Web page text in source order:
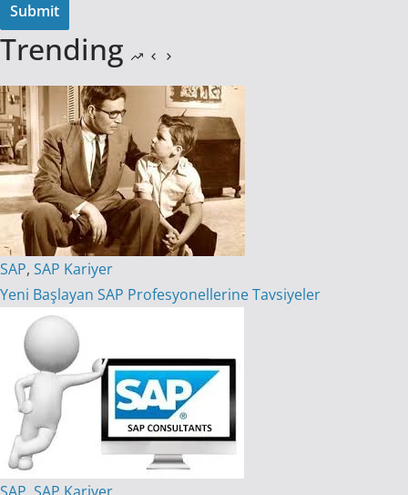
Trending
SAP, SAP Kariyer
Yeni Başlayan SAP Profesyonellerine Tavsiyeler